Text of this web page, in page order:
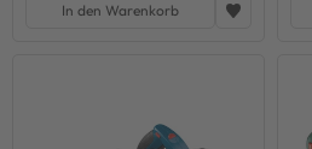
In den Warenkorb